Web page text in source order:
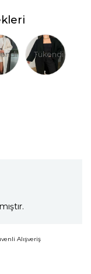
Tükendi
Alışveriş